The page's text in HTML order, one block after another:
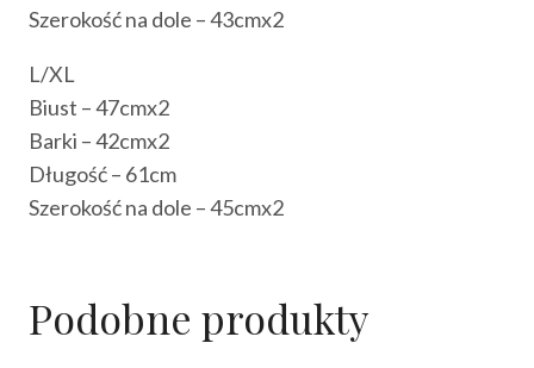
Szerokość na dole – 43cmx2
L/XL
Biust – 47cmx2
Barki – 42cmx2
Długość – 61cm
Szerokość na dole – 45cmx2
Podobne produkty